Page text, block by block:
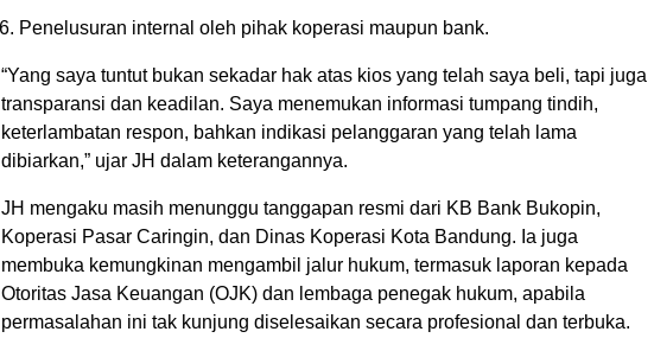
Penelusuran internal oleh pihak koperasi maupun bank.
“Yang saya tuntut bukan sekadar hak atas kios yang telah saya beli, tapi juga
transparansi dan keadilan. Saya menemukan informasi tumpang tindih,
keterlambatan respon, bahkan indikasi pelanggaran yang telah lama
dibiarkan,” ujar JH dalam keterangannya.
JH mengaku masih menunggu tanggapan resmi dari KB Bank Bukopin,
Koperasi Pasar Caringin, dan Dinas Koperasi Kota Bandung. Ia juga
membuka kemungkinan mengambil jalur hukum, termasuk laporan kepada
Otoritas Jasa Keuangan (OJK) dan lembaga penegak hukum, apabila
permasalahan ini tak kunjung diselesaikan secara profesional dan terbuka.